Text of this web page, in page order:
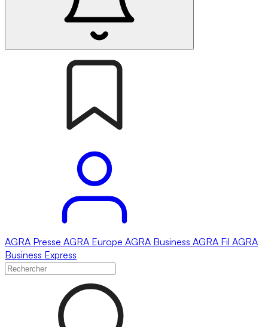
AGRA Presse AGRA Europe AGRA Business AGRA Fil AGRA
Business Express